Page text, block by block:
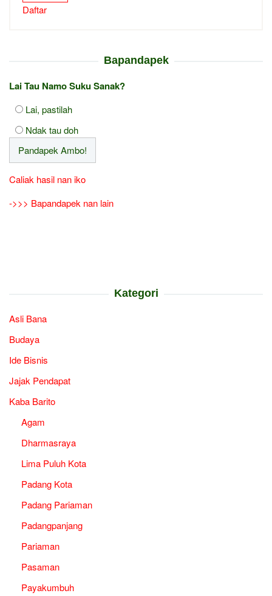
Daftar
Bapandapek
Lai Tau Namo Suku Sanak?
Lai, pastilah
Ndak tau doh
Caliak hasil nan iko
->>> Bapandapek nan lain
Kategori
Asli Bana
Budaya
Ide Bisnis
Jajak Pendapat
Kaba Barito
Agam
Dharmasraya
Lima Puluh Kota
Padang Kota
Padang Pariaman
Padangpanjang
Pariaman
Pasaman
Payakumbuh